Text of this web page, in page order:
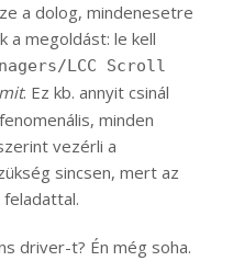
a dolog, mindenesetre
a megoldást: le kell
LCC Scroll
. Ez kb. annyit csinál
minden
vezérli a
sincsen, mert az
feladattal.
driver-t? Én még soha.